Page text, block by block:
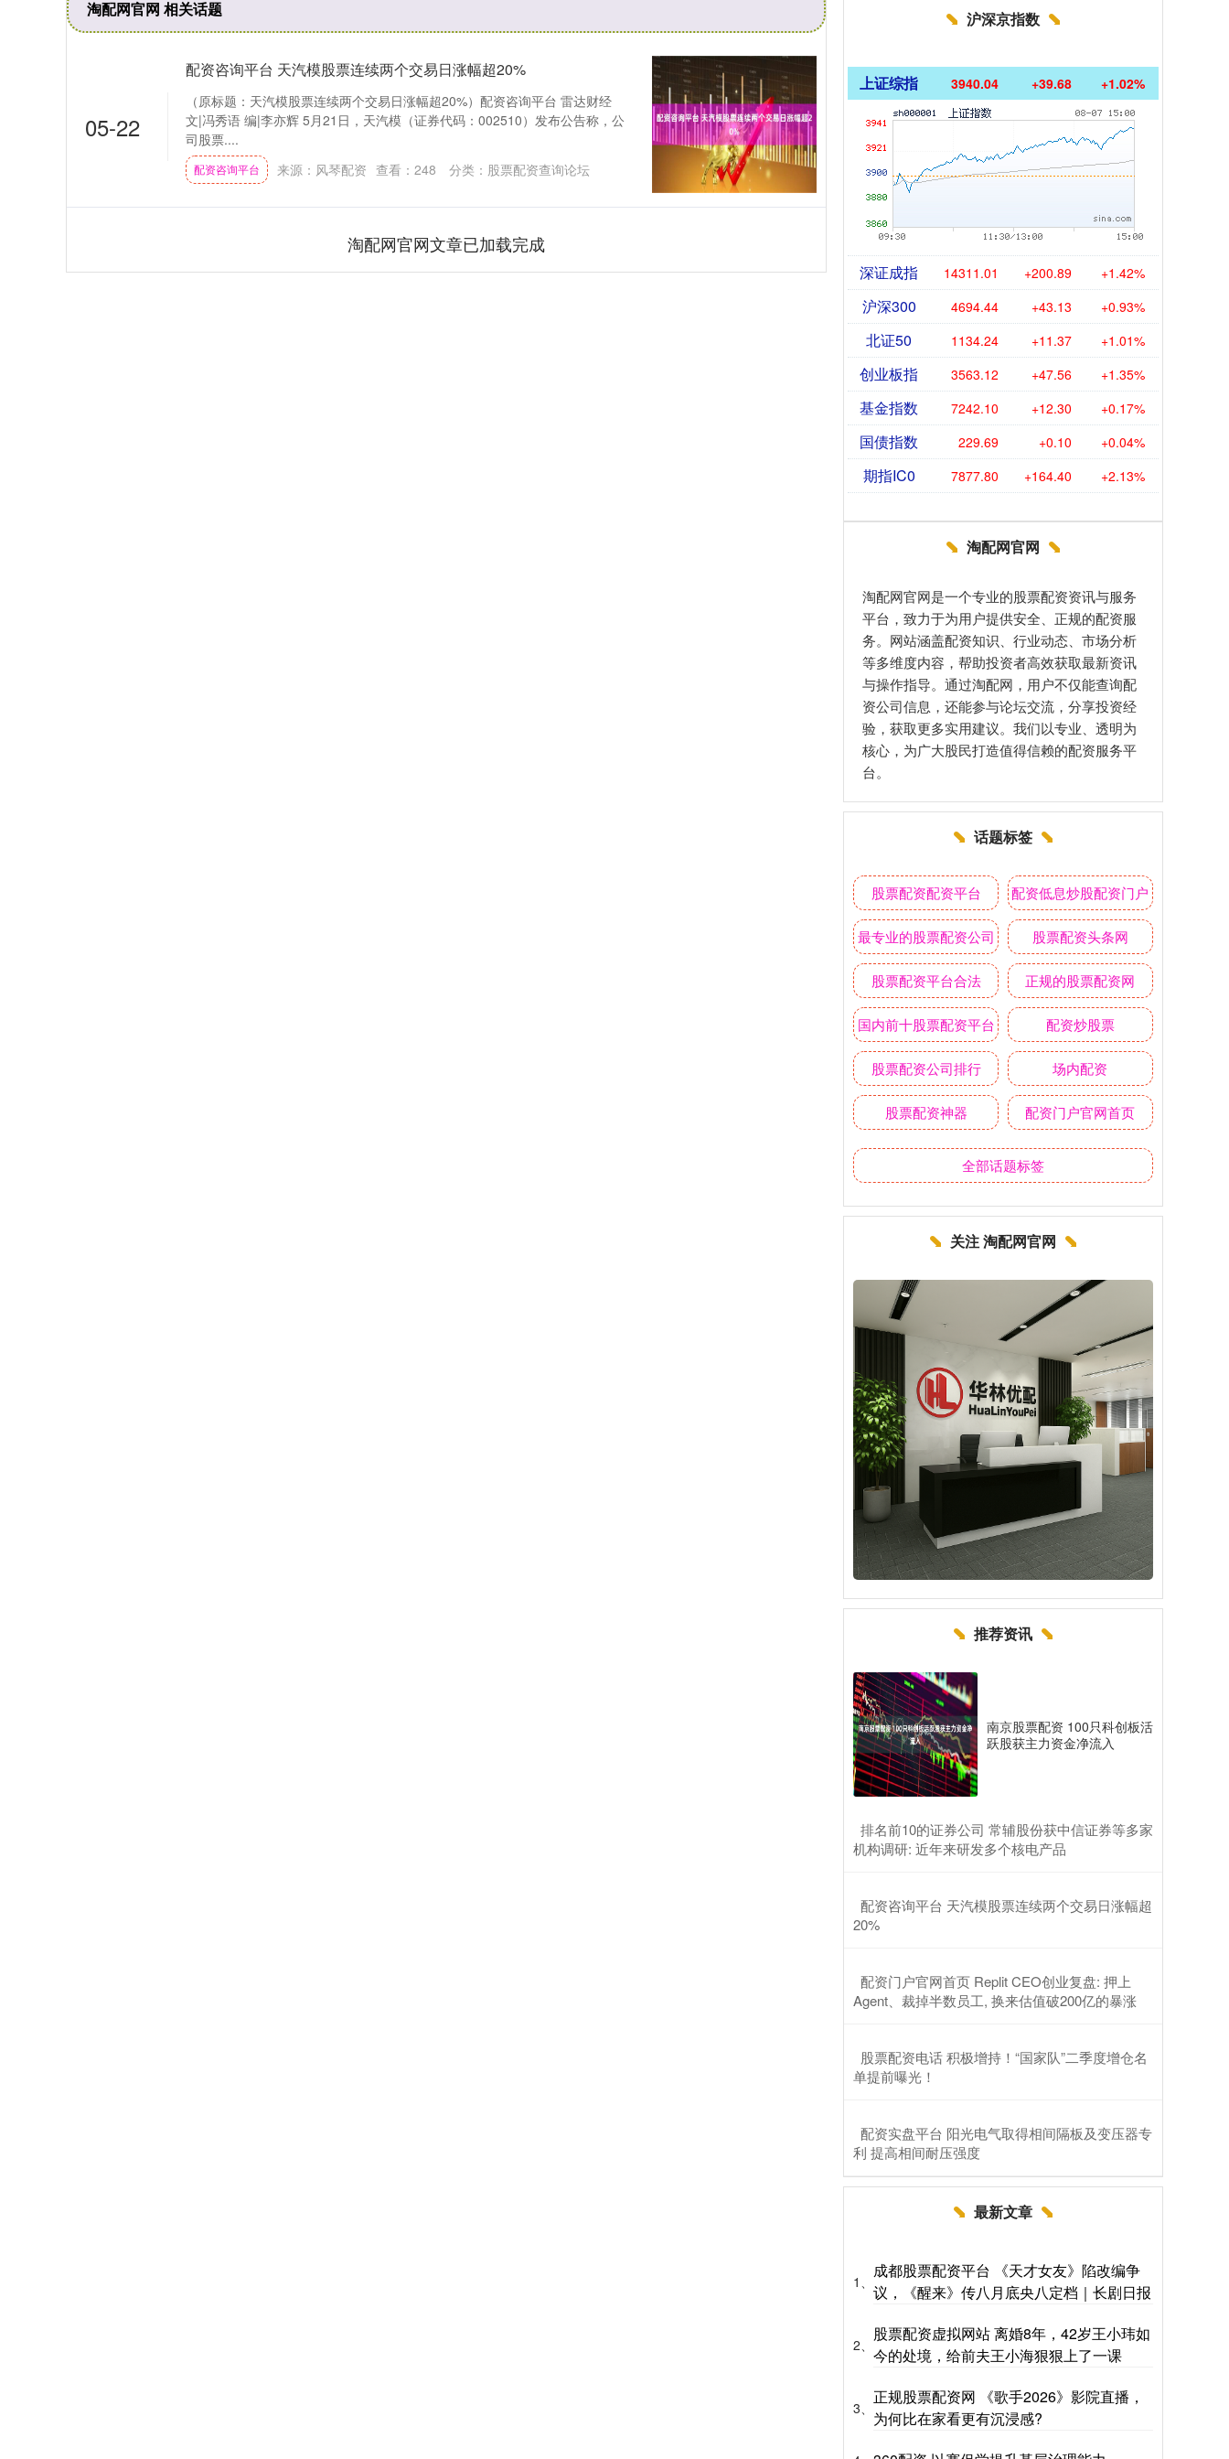
淘配网官网 相关话题
05-22
配资咨询平台 天汽模股票连续两个交易日涨幅超20%
（原标题：天汽模股票连续两个交易日涨幅超20%）配资咨询平台 雷达财经
文|冯秀语 编|李亦辉 5月21日，天汽模（证券代码：002510）发布公告称，公
司股票....
配资咨询平台 来源：风琴配资 查看： 248 分类： 股票配资查询论坛
淘配网官网文章已加载完成
沪深京指数
上证综指 3940.04 +39.68 +1.02%
深证成指 14311.01 +200.89 +1.42%
沪深300 4694.44 +43.13 +0.93%
北证50 1134.24 +11.37 +1.01%
创业板指 3563.12 +47.56 +1.35%
基金指数 7242.10 +12.30 +0.17%
国债指数 229.69 +0.10 +0.04%
期指IC0 7877.80 +164.40 +2.13%
淘配网官网
淘配网官网是一个专业的股票配资资讯与服务
平台，致力于为用户提供安全、正规的配资服
务。网站涵盖配资知识、行业动态、市场分析
等多维度内容，帮助投资者高效获取最新资讯
与操作指导。通过淘配网，用户不仅能查询配
资公司信息，还能参与论坛交流，分享投资经
验，获取更多实用建议。我们以专业、透明为
核心，为广大股民打造值得信赖的配资服务平
台。
话题标签
股票配资配资平台 配资低息炒股配资门户
最专业的股票配资公司 股票配资头条网
股票配资平台合法 正规的股票配资网
国内前十股票配资平台 配资炒股票
股票配资公司排行 场内配资
股票配资神器 配资门户官网首页
全部话题标签
关注 淘配网官网
推荐资讯
南京股票配资 100只科创板活
跃股获主力资金净流入
​排名前10的证券公司 常辅股份获中信证券等多家
机构调研: 近年来研发多个核电产品
​配资咨询平台 天汽模股票连续两个交易日涨幅超
20%
​配资门户官网首页 Replit CEO创业复盘: 押上
Agent、裁掉半数员工, 换来估值破200亿的暴涨
​股票配资电话 积极增持！“国家队”二季度增仓名
单提前曝光！
​配资实盘平台 阳光电气取得相间隔板及变压器专
利 提高相间耐压强度
最新文章
1、
成都股票配资平台 《天才女友》陷改编争
议，《醒来》传八月底央八定档｜长剧日报
2、
股票配资虚拟网站 离婚8年，42岁王小玮如
今的处境，给前夫王小海狠狠上了一课
3、
正规股票配资网 《歌手2026》影院直播，
为何比在家看更有沉浸感?